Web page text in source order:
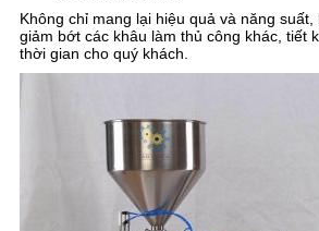
Không chỉ mang lại hiệu quả và năng
giảm bớt các khâu làm thủ công khác, tiết
thời gian cho quý khách.